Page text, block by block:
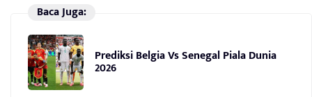
Baca Juga:
Prediksi Belgia Vs Senegal Piala Dunia
2026